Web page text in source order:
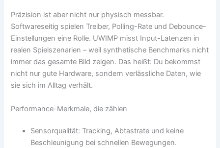
Präzision ist aber nicht nur physisch messbar.
Softwareseitig spielen Treiber, Polling-Rate und Debounce-
Einstellungen eine Rolle. UWIMP misst Input-Latenzen in
realen Spielszenarien – weil synthetische Benchmarks nicht
immer das gesamte Bild zeigen. Das heißt: Du bekommst
nicht nur gute Hardware, sondern verlässliche Daten, wie
sie sich im Alltag verhält.
Performance-Merkmale, die zählen
Sensorqualität: Tracking, Abtastrate und keine
Beschleunigung bei schnellen Bewegungen.